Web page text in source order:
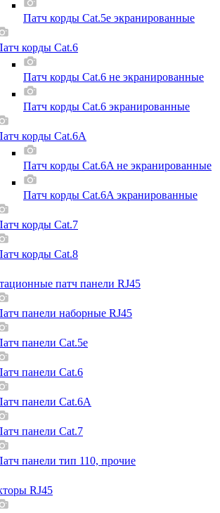
Патч корды Cat.5e экранированные
корды Cat.6
Патч корды Cat.6 не экранированные
Патч корды Cat.6 экранированные
корды Cat.6A
Патч корды Cat.6A не экранированные
Патч корды Cat.6A экранированные
корды Cat.7
корды Cat.8
патч панели RJ45
панели наборные RJ45
панели Cat.5e
панели Cat.6
панели Cat.6A
панели Cat.7
панели тип 110, прочие
RJ45